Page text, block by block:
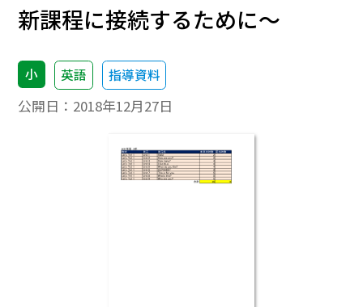
新課程に接続するために～
小 英語 指導資料
公開日： 2018年12月27日